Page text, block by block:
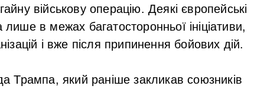
військову операцію. Деякі європейські
в межах багатосторонньої ініціативи,
і вже після припинення бойових дій.
Трампа, який раніше закликав союзників